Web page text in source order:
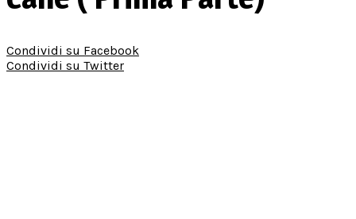
Condividi su Facebook
Condividi su Twitter